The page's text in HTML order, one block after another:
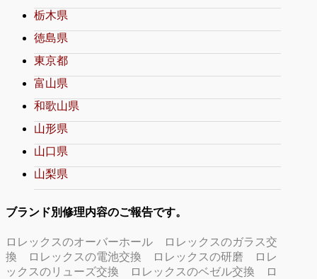
栃木県
徳島県
東京都
富山県
和歌山県
山形県
山口県
山梨県
ブランド別修理内容のご報告です。
ロレックスのオーバーホール
ロレックスのガラス交
換
ロレックスの電池交換 ロレックスの研磨
ロレ
ックスのリューズ交換
ロレックスのベゼル交換
ロ